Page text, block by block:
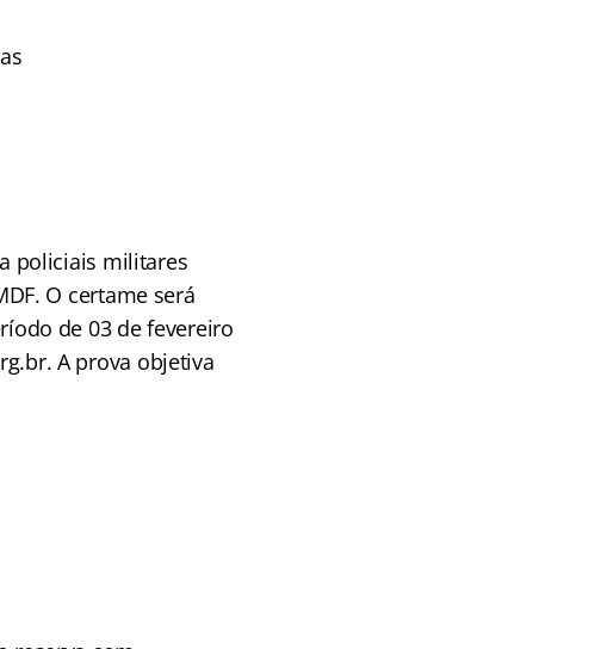
policiais militares
O certame será
de 03 de fevereiro
A prova objetiva